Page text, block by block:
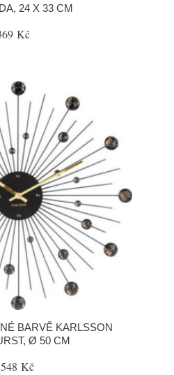
24 X 33 CM
Kč
BARVĚ KARLSSON
Ø 50 CM
Kč